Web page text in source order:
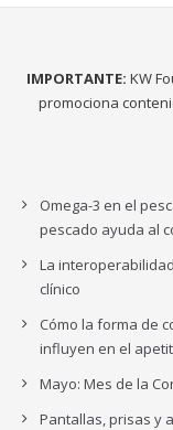
IMPORTANTE: KW
promociona
Omega-3 en el
pescado ayuda al
La
clínico
Cómo la forma de
influyen en el
Mayo: Mes de la
Pantallas, prisas y